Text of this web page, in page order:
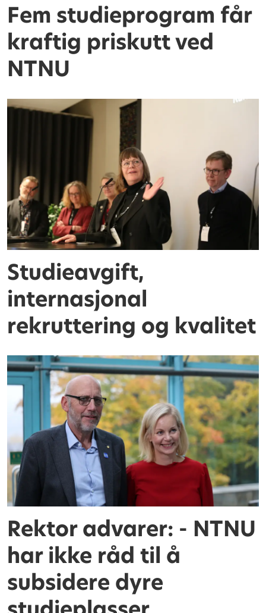
Fem studieprogram får
kraftig priskutt ved
NTNU
Studieavgift,
internasjonal
rekruttering og kvalitet
Rektor advarer: - NTNU
har ikke råd til å
subsidere dyre